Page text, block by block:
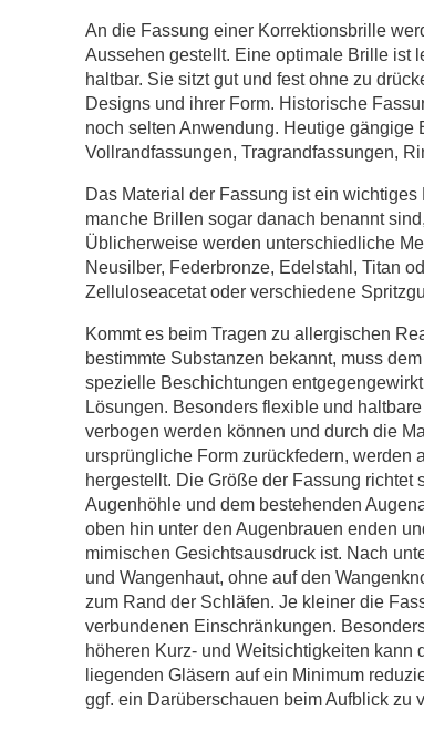
An die Fassung einer Korrektionsbrille
Aussehen gestellt. Eine optimale Brille ist
haltbar. Sie sitzt gut und fest ohne zu
Designs und ihrer Form. Historische
noch selten Anwendung. Heutige
Vollrandfassungen, Tragrandfassungen,
Das Material der Fassung ist ein
manche Brillen sogar danach benannt
Üblicherweise werden unterschiedliche
Neusilber, Federbronze, Edelstahl, Titan
Zelluloseacetat oder verschiedene
Kommt es beim Tragen zu allergischen
bestimmte Substanzen bekannt, muss
spezielle Beschichtungen
Lösungen. Besonders flexible und
verbogen werden können und durch die
ursprüngliche Form zurückfedern, werden
hergestellt. Die Größe der Fassung
Augenhöhle und dem bestehenden
oben hin unter den Augenbrauen enden
mimischen Gesichtsausdruck ist. Nach
und Wangenhaut, ohne auf den
zum Rand der Schläfen. Je kleiner die
verbundenen Einschränkungen.
höheren Kurz- und Weitsichtigkeiten
liegenden Gläsern auf ein Minimum
ggf. ein Darüberschauen beim Aufblick zu